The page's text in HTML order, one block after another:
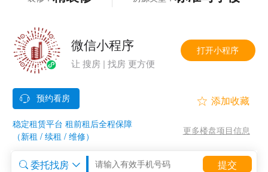

微信小程序
让 搜房 | 找房 更方便
打开小程序
稳定租赁平台 租前租后全程保障
（新租 / 续租 / 维修）

更多楼盘项目信息
 委托找房  提交